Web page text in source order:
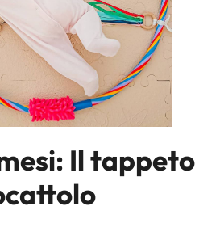
Il tappeto